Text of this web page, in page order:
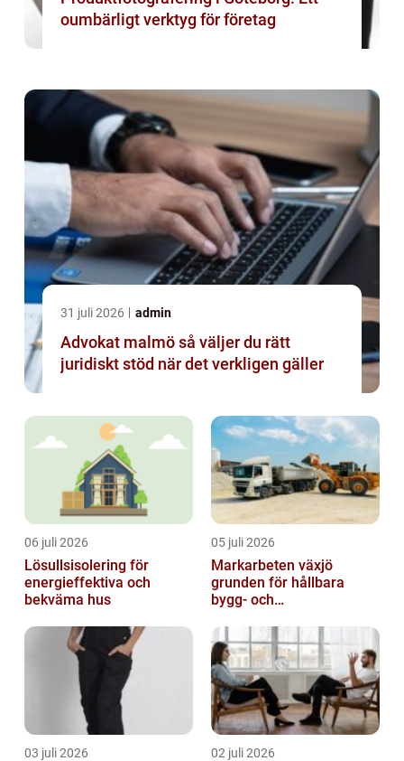
oumbärligt verktyg för företag
31 juli 2026 admin
Advokat malmö så väljer du rätt
juridiskt stöd när det verkligen gäller
06 juli 2026
Lösullsisolering för
energieffektiva och
bekväma hus
05 juli 2026
Markarbeten växjö
grunden för hållbara
bygg- och
03 juli 2026 02 juli 2026